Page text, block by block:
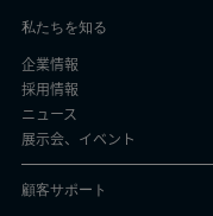
私たちを知る
企業情報
採用情報
ニュース
展示会、イベント
顧客サポート